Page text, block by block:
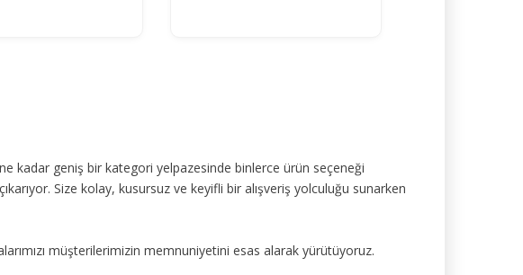
kadar geniş bir kategori yelpazesinde binlerce ürün seçeneği
Size kolay, kusursuz ve keyifli bir alışveriş yolculuğu sunarken
müşterilerimizin memnuniyetini esas alarak yürütüyoruz.